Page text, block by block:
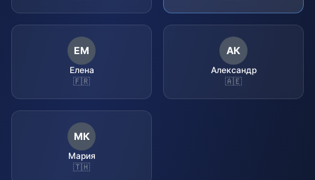
ЕМ
Елена
🇫🇷
АК
Александр
🇦🇪
МК
Мария
🇹🇭